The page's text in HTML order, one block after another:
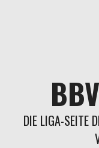
DIE LIGA-SEITE